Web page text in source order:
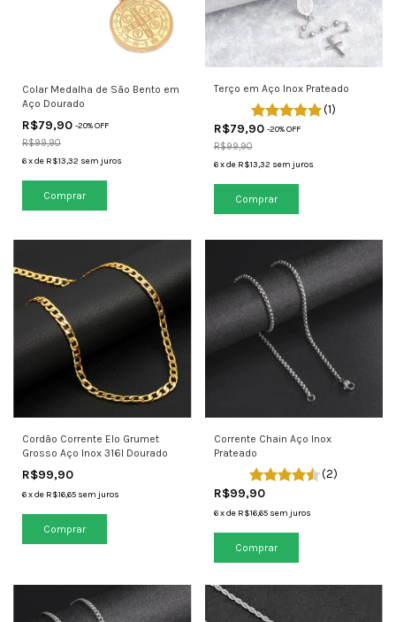
Colar Medalha de São Bento em
Aço Dourado
R$79,90 -20% OFF
R$99,90
6xde R$13,32 sem juros
Terço em Aço Inox Prateado
(1)
R$79,90 -20% OFF
R$99,90
6 xde R$13,32 sem juros
Cordão Corrente Elo Grumet
Grosso Aço Inox 316l Dourado
R$99,90
6xde R$16,65 sem juros
Corrente Chain Aço Inox
Prateado
(2)
R$99,90
6 xde R$16,65 sem juros
Comprar